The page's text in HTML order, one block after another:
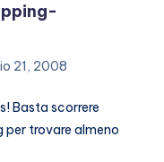
21, 2008
Basta scorrere
per trovare almeno